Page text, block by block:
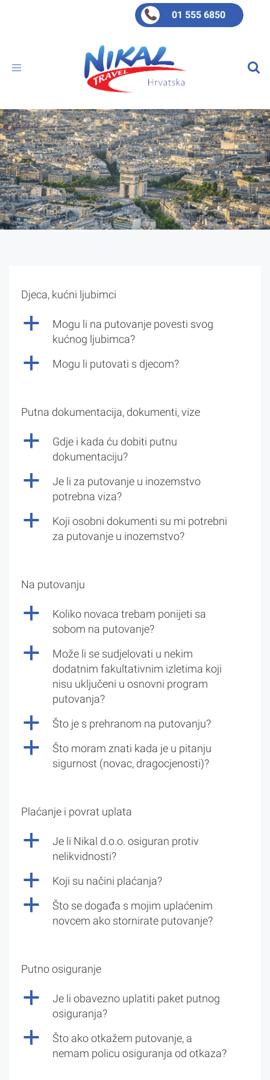
01 555 6850
Toggle
Djeca, kućni ljubimci
a
Mogu li na putovanje povesti svog
kućnog ljubimca?
a Mogu li putovati s djecom?
Putna dokumentacija, dokumenti, vize
a
Gdje i kada ću dobiti putnu
dokumentaciju?
a
Je li za putovanje u inozemstvo
potrebna viza?
a
Koji osobni dokumenti su mi potrebni
za putovanje u inozemstvo?
Na putovanju
a
Koliko novaca trebam ponijeti sa
sobom na putovanje?
a
Može li se sudjelovati u nekim
dodatnim fakultativnim izletima koji
nisu uključeni u osnovni program
putovanja?
a Što je s prehranom na putovanju?
a
Što moram znati kada je u pitanju
sigurnost (novac, dragocjenosti)?
Plaćanje i povrat uplata
a
Je li Nikal d.o.o. osiguran protiv
nelikvidnosti?
a Koji su načini plaćanja?
a
Što se događa s mojim uplaćenim
novcem ako stornirate putovanje?
Putno osiguranje
a
Je li obavezno uplatiti paket putnog
osiguranja?
a
Što ako otkažem putovanje, a
nemam policu osiguranja od otkaza?